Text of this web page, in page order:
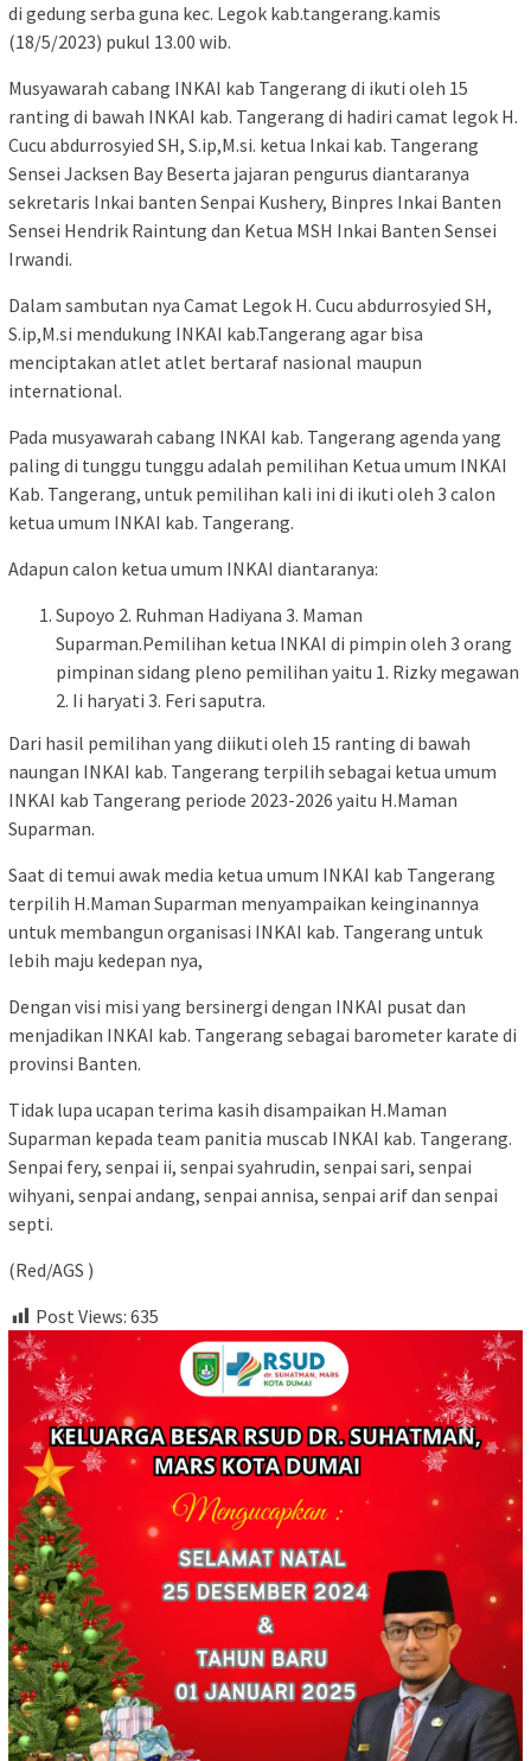
di gedung serba guna kec. Legok kab.tangerang.kamis
(18/5/2023) pukul 13.00 wib.
Musyawarah cabang INKAI kab Tangerang di ikuti oleh 15
ranting di bawah INKAI kab. Tangerang di hadiri camat legok H.
Cucu abdurrosyied SH, S.ip,M.si. ketua Inkai kab. Tangerang
Sensei Jacksen Bay Beserta jajaran pengurus diantaranya
sekretaris Inkai banten Senpai Kushery, Binpres Inkai Banten
Sensei Hendrik Raintung dan Ketua MSH Inkai Banten Sensei
Irwandi.
Dalam sambutan nya Camat Legok H. Cucu abdurrosyied SH,
S.ip,M.si mendukung INKAI kab.Tangerang agar bisa
menciptakan atlet atlet bertaraf nasional maupun
international.
Pada musyawarah cabang INKAI kab. Tangerang agenda yang
paling di tunggu tunggu adalah pemilihan Ketua umum INKAI
Kab. Tangerang, untuk pemilihan kali ini di ikuti oleh 3 calon
ketua umum INKAI kab. Tangerang.
Adapun calon ketua umum INKAI diantaranya:
Supoyo 2. Ruhman Hadiyana 3. Maman
Suparman.Pemilihan ketua INKAI di pimpin oleh 3 orang
pimpinan sidang pleno pemilihan yaitu 1. Rizky megawan
2. Ii haryati 3. Feri saputra.
Dari hasil pemilihan yang diikuti oleh 15 ranting di bawah
naungan INKAI kab. Tangerang terpilih sebagai ketua umum
INKAI kab Tangerang periode 2023-2026 yaitu H.Maman
Suparman.
Saat di temui awak media ketua umum INKAI kab Tangerang
terpilih H.Maman Suparman menyampaikan keinginannya
untuk membangun organisasi INKAI kab. Tangerang untuk
lebih maju kedepan nya,
Dengan visi misi yang bersinergi dengan INKAI pusat dan
menjadikan INKAI kab. Tangerang sebagai barometer karate di
provinsi Banten.
Tidak lupa ucapan terima kasih disampaikan H.Maman
Suparman kepada team panitia muscab INKAI kab. Tangerang.
Senpai fery, senpai ii, senpai syahrudin, senpai sari, senpai
wihyani, senpai andang, senpai annisa, senpai arif dan senpai
septi.
(Red/AGS )
Post Views: 635